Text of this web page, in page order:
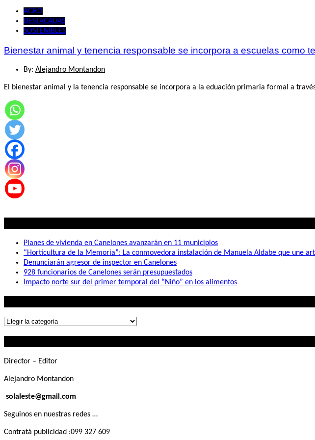
AGRO
DESTACADAS
SOSTENIBLES
Bienestar animal y tenencia responsable se incorpora a escuelas como
By: Alejandro Montandon
El bienestar animal y la tenencia responsable se incorpora a la eduación primaria formal a
Planes de vivienda en Canelones avanzarán en 11 municipios
“Horticultura de la Memoria”: La conmovedora instalación de Manuela Aldabe que une
Denunciarán agresor de inspector en Canelones
928 funcionarios de Canelones serán presupuestados
Impacto norte sur del primer temporal del “Niño” en los alimentos
Lo
Director – Editor
Alejandro Montandon
solaleste@gmail.com
Seguinos en nuestras redes …
Contratá publicidad :099 327 609